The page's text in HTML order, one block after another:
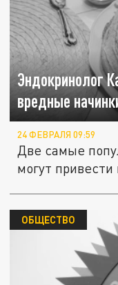
Эндокринолог
вредные
24 ФЕВРАЛЯ 09:59
Две самые
могут
ОБЩЕСТВО